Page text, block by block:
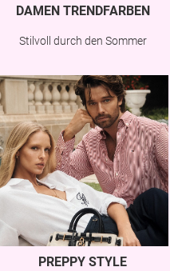
DAMEN TRENDFARBEN
Stilvoll durch den Sommer
PREPPY STYLE